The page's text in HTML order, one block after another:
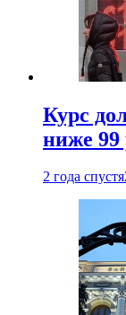
Курс
ниже 99
2 года спустя